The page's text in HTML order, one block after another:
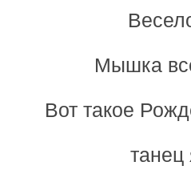
Мышка
Вот такое
танец